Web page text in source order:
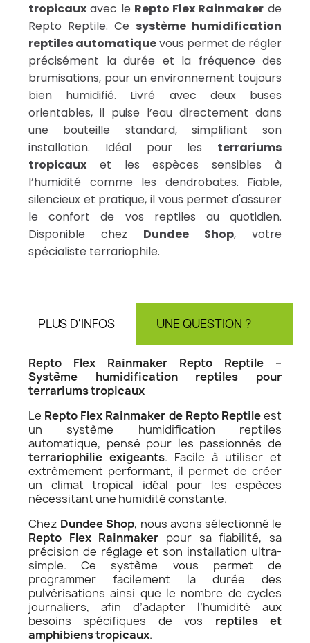
tropicaux avec le Repto Flex Rainmaker de
Repto Reptile. Ce système humidification
reptiles automatiquevous permet de régler
précisément la durée et la fréquence des
brumisations, pour un environnement toujours
bien humidifié. Livré avec deux buses
orientables, il puise l’eau directement dans
une bouteille standard, simplifiant son
installation. Idéal pour les terrariums
tropicaux et les espèces sensibles à
l’humidité comme les dendrobates. Fiable,
silencieux et pratique, il vous permet d'assurer
le confort de vos reptiles au quotidien.
Disponible chez Dundee Shop, votre
spécialiste terrariophile.
PLUS D'INFOS UNE QUESTION ?
Repto Flex Rainmaker Repto Reptile –
Système humidification reptiles pour
terrariums tropicaux
Le Repto Flex Rainmaker de Repto Reptileest
un système humidification reptiles
automatique, pensé pour les passionnés de
terrariophilie exigeants. Facile à utiliser et
extrêmement performant, il permet de créer
un climat tropical idéal pour les espèces
nécessitant une humidité constante.
Chez Dundee Shop, nous avons sélectionné le
Repto Flex Rainmaker pour sa fiabilité, sa
précision de réglage et son installation ultra-
simple. Ce système vous permet de
programmer facilement la durée des
pulvérisations ainsi que le nombre de cycles
journaliers, afin d’adapter l’humidité aux
besoins spécifiques de vos reptiles et
amphibiens tropicaux.